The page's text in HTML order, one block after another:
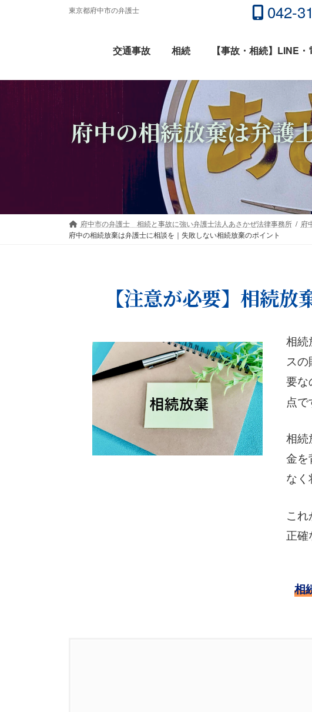
東京都府中市の弁護士 042-
交通事故 相続 【事故・相続】LINE
府中の相続放棄は弁護
府中市の弁護士 相続と事故に強い弁護士法人あさかぜ法律事務所
府
府中の相続放棄は弁護士に相談を｜失敗しない相続放棄のポイント
【注意が必要】相続
相続
ス
要な
点で
相続
金を
なく
こ
正確
相